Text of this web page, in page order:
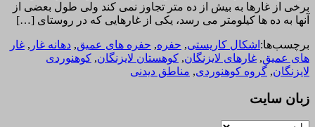
برخی از غارها به بیش از ده متر تجاوز نمی کند ولی طول بعضی از
آنها به ده ها کیلومتر می رسد، یکی از غارهایی که در روستای […]
برچسب‌ها: اشکال کاریستی, حفره, حفره های عمیق, دهانه غار , غار
های عمیق, غارهای لایزنگان, کوهستان لایزنگان, کوهنوردی
لایزنگان, گروه کوهنوردی, مناطق دیدنی
زبان سایت